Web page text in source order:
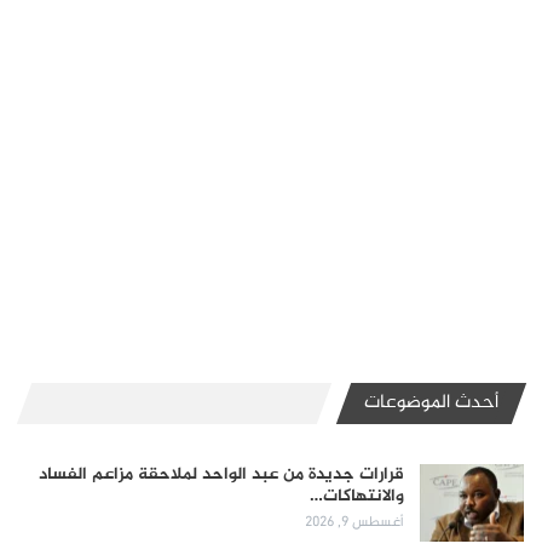
أحدث الموضوعات
قرارات جديدة من عبد الواحد لملاحقة مزاعم الفساد
والانتهاكات…
أغسطس 9, 2026